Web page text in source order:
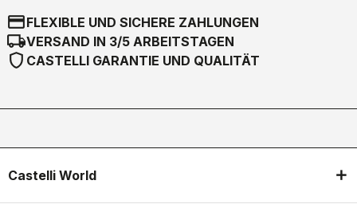
credit_cardFLEXIBLE UND SICHERE ZAHLUNGEN
local_shippingVERSAND IN 3/5 ARBEITSTAGEN
shield CASTELLI GARANTIE UND QUALITÄT
Castelli World